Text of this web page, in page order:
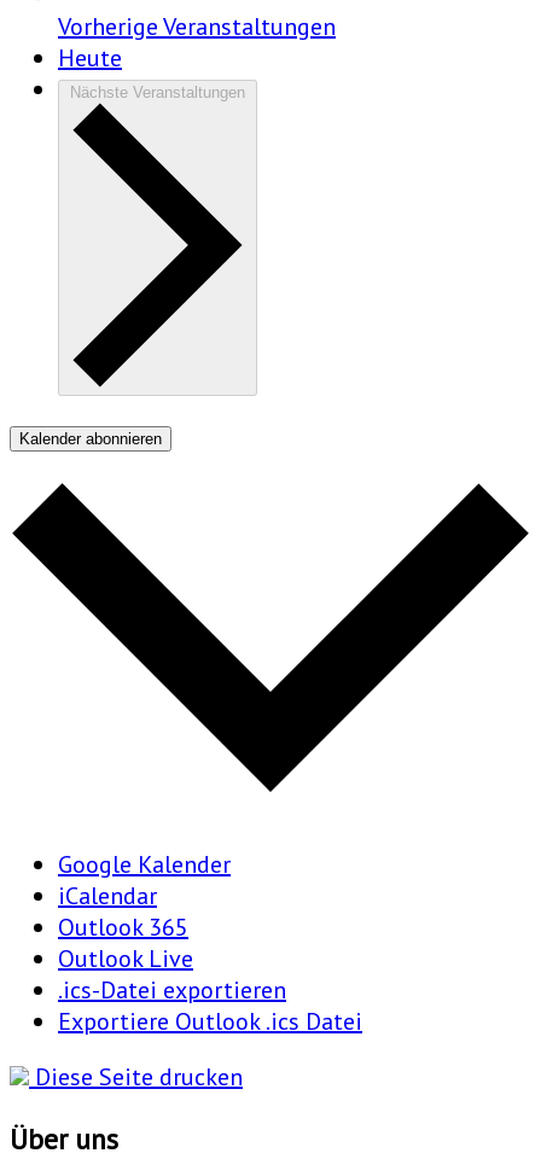
VorherigeVeranstaltungen
Heute
Nächste Veranstaltungen
Kalender abonnieren
Google Kalender
iCalendar
Outlook 365
Outlook Live
.ics-Datei exportieren
Exportiere Outlook .ics Datei
Diese Seite drucken
Über uns